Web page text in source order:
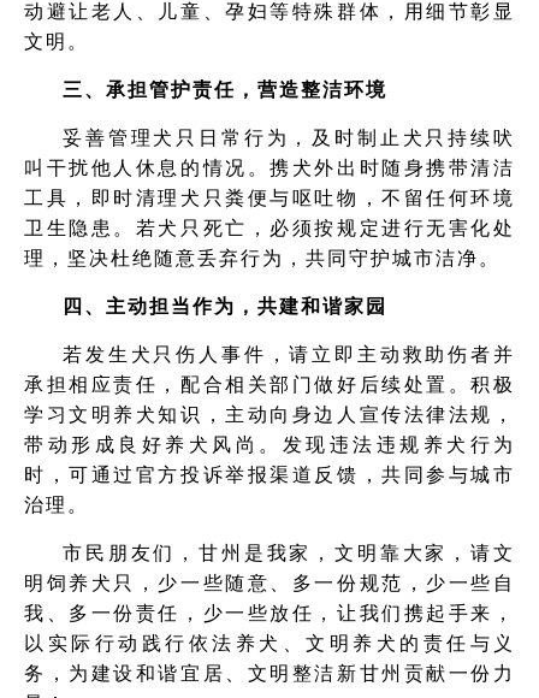
动避让老人、儿童、孕妇等特殊群体，用细节彰显
文明。
三、承担管护责任，营造整洁环境
妥善管理犬只日常行为，及时制止犬只持续吠
叫干扰他人休息的情况。携犬外出时随身携带清洁
工具，即时清理犬只粪便与呕吐物，不留任何环境
卫生隐患。若犬只死亡，必须按规定进行无害化处
理，坚决杜绝随意丢弃行为，共同守护城市洁净。
四、主动担当作为，共建和谐家园
若发生犬只伤人事件，请立即主动救助伤者并
承担相应责任，配合相关部门做好后续处置。积极
学习文明养犬知识，主动向身边人宣传法律法规，
带动形成良好养犬风尚。发现违法违规养犬行为
时，可通过官方投诉举报渠道反馈，共同参与城市
治理。
市民朋友们，甘州是我家，文明靠大家，请文
明饲养犬只，少一些随意、多一份规范，少一些自
我、多一份责任，少一些放任，让我们携起手来，
以实际行动践行依法养犬、文明养犬的责任与义
务，为建设和谐宜居、文明整洁新甘州贡献一份力